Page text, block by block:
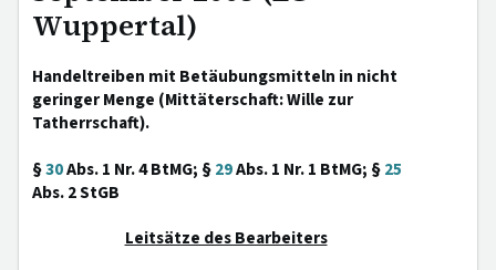
Wuppertal)
Handeltreiben mit Betäubungsmitteln in nicht
geringer Menge (Mittäterschaft: Wille zur
Tatherrschaft).
§30Abs. 1 Nr. 4 BtMG; §29Abs. 1 Nr. 1 BtMG; §25
Abs. 2 StGB
Leitsätze des Bearbeiters